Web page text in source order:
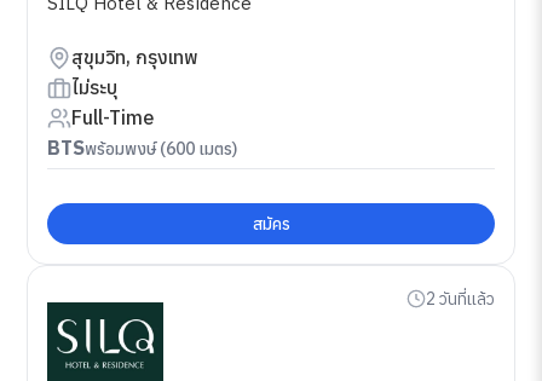
สุขุมวิท, กรุงเทพ
ไม่ระบุ
Full-Time
BTSพร้อมพงษ์ (600 เมตร)
สมัคร
2 วันที่แล้ว